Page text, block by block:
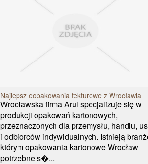
Najlepsz eopakowania tekturowe z Wrocławia
Wrocławska firma Arul specjalizuje się w
produkcji opakowań kartonowych,
przeznaczonych dla przemysłu, handlu,
i odbiorców indywidualnych. Istnieją
którym opakowania kartonowe Wrocław
potrzebne s�...